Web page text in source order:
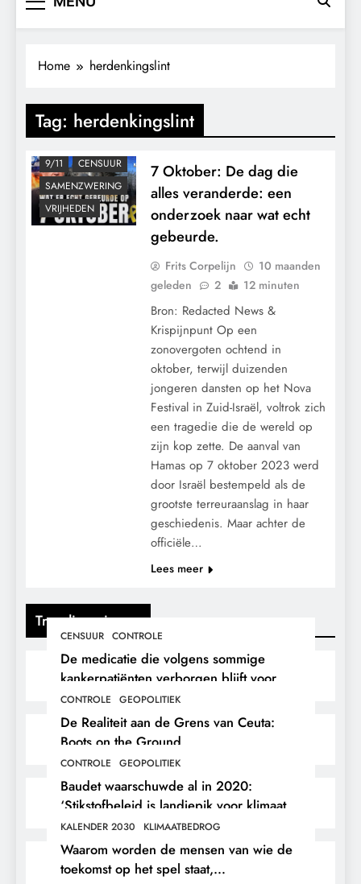
Trending nieuws
CENSUUR CONTROLE
De medicatie die volgens sommige
kankerpatiënten verborgen blijft voor
hun eigen arts.
CONTROLE GEOPOLITIEK
De Realiteit aan de Grens van Ceuta:
Boots on the Ground.
CONTROLE GEOPOLITIEK
Baudet waarschuwde al in 2020:
‘Stikstofbeleid is landjepik voor klimaat
en immigratie’.
KALENDER 2030 KLIMAATBEDROG
Waarom worden de mensen van wie de
toekomst op het spel staat,
Home herdenkingslint
Tag: herdenkingslint
9/11
CENSUUR
SAMENZWERING
VRIJHEDEN
7 Oktober: De dag die
alles veranderde: een
onderzoek naar wat echt
gebeurde.
Frits Corpelijn
10 maanden
geleden
2 12 minuten
Bron: Redacted News &
Krispijnpunt Op een
zonovergoten ochtend in
oktober, terwijl duizenden
jongeren dansten op het Nova
Festival in Zuid-Israël, voltrok zich
een tragedie die de wereld op
zijn kop zette. De aanval van
Hamas op 7 oktober 2023 werd
door Israël bestempeld als de
grootste terreuraanslag in haar
geschiedenis. Maar achter de
officiële…
Lees meer